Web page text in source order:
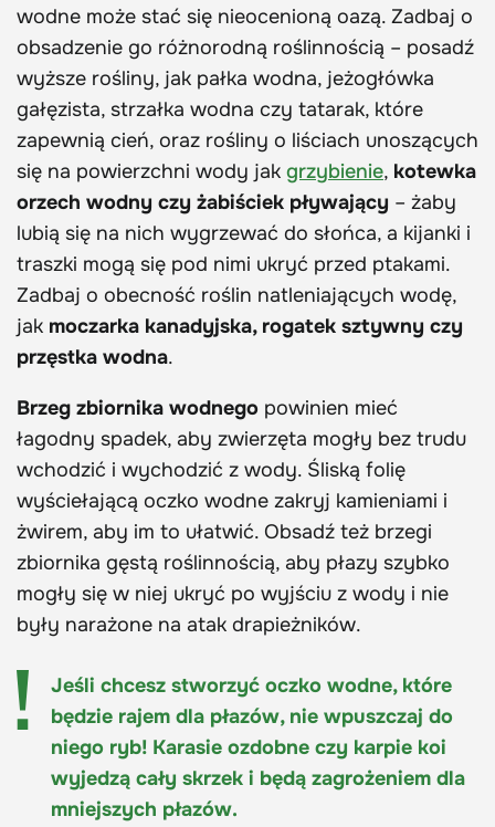
wodne może stać się nieocenioną oazą. Zadbaj o
obsadzenie go różnorodną roślinnością – posadź
wyższe rośliny, jak pałka wodna, jeżogłówka
gałęzista, strzałka wodna czy tatarak, które
zapewnią cień, oraz rośliny o liściach unoszących
się na powierzchni wody jak grzybienie, kotewka
orzech wodny czy żabiściek pływający – żaby
lubią się na nich wygrzewać do słońca, a kijanki i
traszki mogą się pod nimi ukryć przed ptakami.
Zadbaj o obecność roślin natleniających wodę,
jak moczarka kanadyjska, rogatek sztywny czy
przęstka wodna.
Brzeg zbiornika wodnego powinien mieć
łagodny spadek, aby zwierzęta mogły bez trudu
wchodzić i wychodzić z wody. Śliską folię
wyściełającą oczko wodne zakryj kamieniami i
żwirem, aby im to ułatwić. Obsadź też brzegi
zbiornika gęstą roślinnością, aby płazy szybko
mogły się w niej ukryć po wyjściu z wody i nie
były narażone na atak drapieżników.
Jeśli chcesz stworzyć oczko wodne, które
będzie rajem dla płazów, nie wpuszczaj do
niego ryb! Karasie ozdobne czy karpie koi
wyjedzą cały skrzek i będą zagrożeniem dla
mniejszych płazów.